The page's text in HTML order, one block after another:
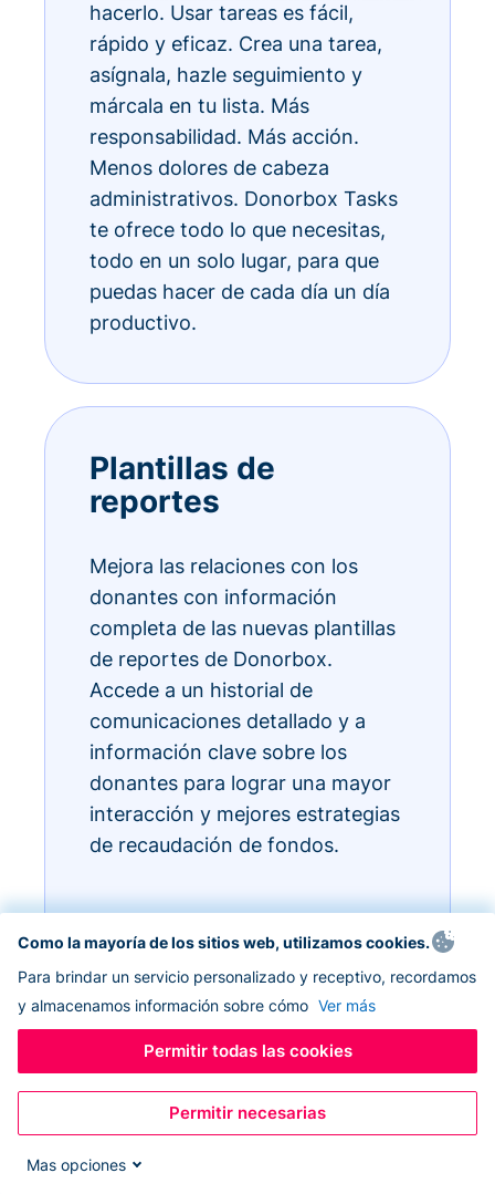
hacerlo. Usar tareas es fácil,
rápido y eficaz. Crea una tarea,
asígnala, hazle seguimiento y
márcala en tu lista. Más
responsabilidad. Más acción.
Menos dolores de cabeza
administrativos. Donorbox Tasks
te ofrece todo lo que necesitas,
todo en un solo lugar, para que
puedas hacer de cada día un día
productivo.
Plantillas de
reportes
Mejora las relaciones con los
donantes con información
completa de las nuevas plantillas
de reportes de Donorbox.
Accede a un historial de
comunicaciones detallado y a
información clave sobre los
donantes para lograr una mayor
interacción y mejores estrategias
de recaudación de fondos.
Como la mayoría de los sitios web, utilizamos cookies.
Para brindar un servicio personalizado y receptivo, recordamos
y almacenamos información sobre cómo Ver más
Permitir todas las cookies
Permitir necesarias
Mas opciones